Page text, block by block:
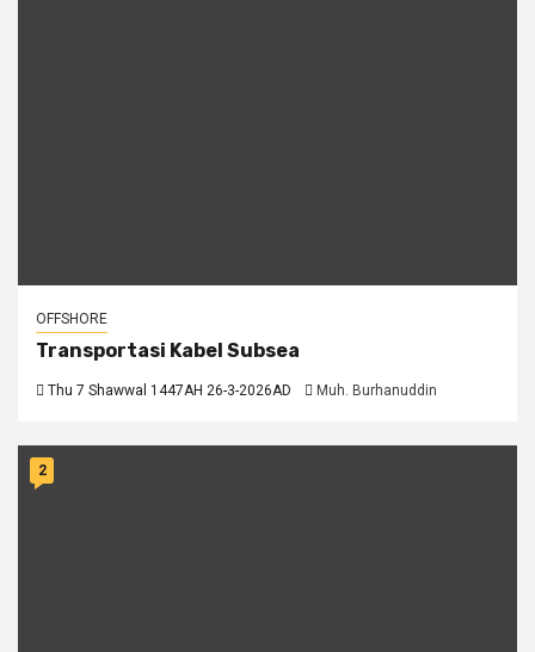
OFFSHORE
Transportasi Kabel Subsea
Thu 7 Shawwal 1447AH 26-3-2026AD Muh. Burhanuddin
2